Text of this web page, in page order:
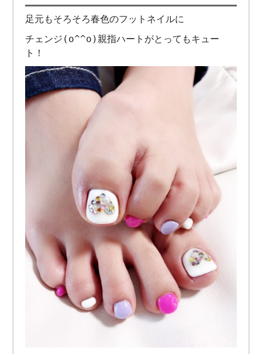
足元もそろそろ春色のフットネイルに
チェンジ(o^^o)親指ハートがとってもキュー
ト！